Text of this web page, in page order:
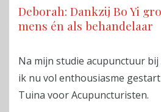
Deborah: Dankzij Bo Yi
mens én als behandelaar
Na mijn studie acupunctuur bij
ik nu vol enthousiasme
Tuina voor Acupuncturisten.